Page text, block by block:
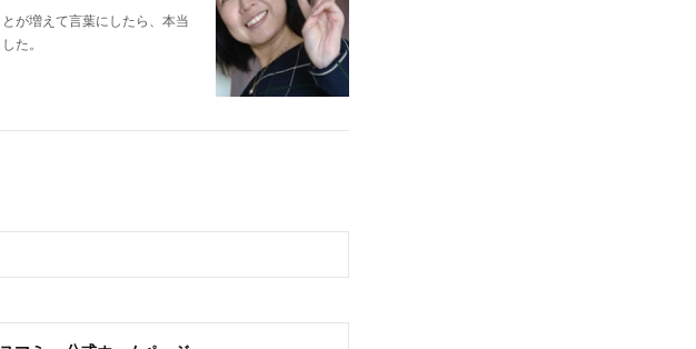
が増えて言葉にしたら、本当
た。